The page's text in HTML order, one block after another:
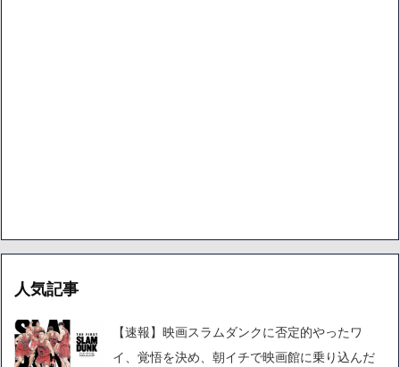
人気記事
【速報】映画スラムダンクに否定的やったワ
イ、覚悟を決め、朝イチで映画館に乗り込んだ